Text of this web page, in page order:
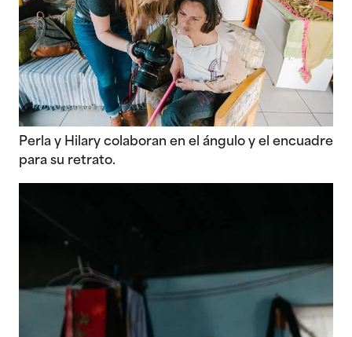
Perla y Hilary colaboran en el ángulo y el encuadre
para su retrato.